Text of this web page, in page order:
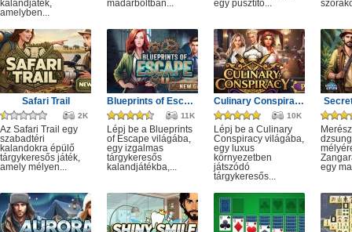
kalandjáték,
amelyben...
madárboltban...
egy pusztító...
Safari Trail
2K
Az Safari Trail egy
szabadtéri
kalandokra épülő
tárgykeresős játék,
amely mélyen...
Blueprints of Escape
11K
Lépj be a Blueprints
of Escape világába,
egy izgalmas
tárgykeresős
kalandjátékba,...
Culinary Conspiracy
10K
Lépj be a Culinary
Conspiracy világába,
egy luxus
környezetben
játszódó
tárgykeresős...
egy